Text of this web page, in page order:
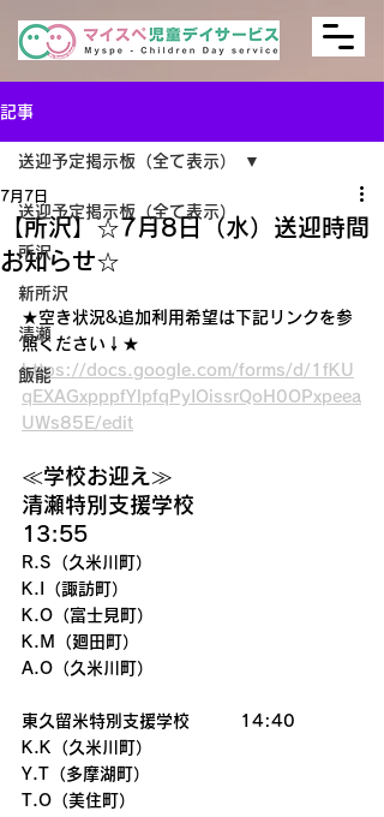
記事
送迎予定掲示板（全て表示）
所沢
新所沢
清瀬
飯能
送迎予定掲示板（全て表示）
【所沢】☆7月8日（水）送迎時間
お知らせ☆
7月7日
★空き状況&追加利用希望は下記リンクを参
照ください↓★
https://docs.google.com/forms/d/1fKU
qEXAGxpppfYlpfqPyIOissrQoH0OPxpeea
UWs85E/edit
≪学校お迎え≫
清瀬特別支援学校
13:55
R.S（久米川町）
K.I（諏訪町）
K.O（富士見町）
K.M（廻田町）
A.O（久米川町）
東久留米特別支援学校　　　14:40
K.K（久米川町）
Y.T（多摩湖町）
T.O（美住町）